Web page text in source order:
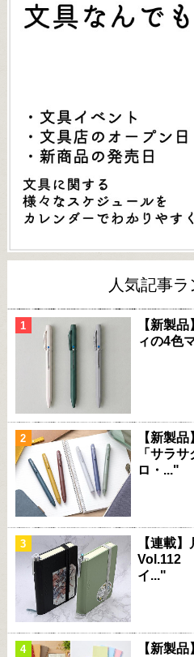
人気記事
【新製
ィの4色
【新製
「サラ
ロ・..."
【連載
Vol.112
イ..."
【新製